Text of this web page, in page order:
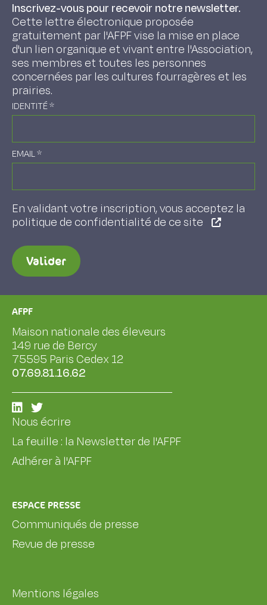
Inscrivez-vous pour recevoir notre newsletter.
Cette lettre électronique proposée
gratuitement par l'AFPF vise la mise en place
d'un lien organique et vivant entre l'Association,
ses membres et toutes les personnes
concernées par les cultures fourragères et les
prairies.
IDENTITÉ*
EMAIL*
En validant votre inscription, vous acceptez la
politique de confidentialité de ce site
Valider
AFPF
Maison nationale des éleveurs
149 rue de Bercy
75595 Paris Cedex 12
07.69.81.16.62
Nous écrire
La feuille : la Newsletter de l'AFPF
Adhérer à l'AFPF
ESPACE PRESSE
Communiqués de presse
Revue de presse
Mentions légales